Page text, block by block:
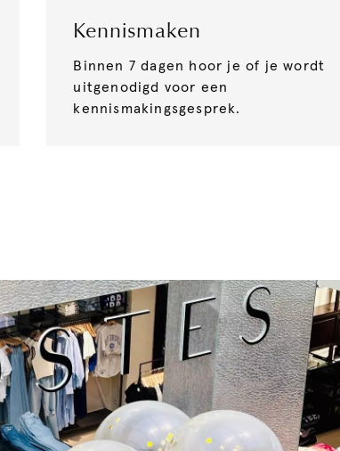
Kennismaken
Binnen 7 dagen hoor je of je wordt
uitgenodigd voor een
kennismakingsgesprek.